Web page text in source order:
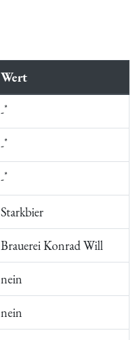
Wert
-*
-*
-*
Starkbier
Brauerei Konrad Will
nein
nein